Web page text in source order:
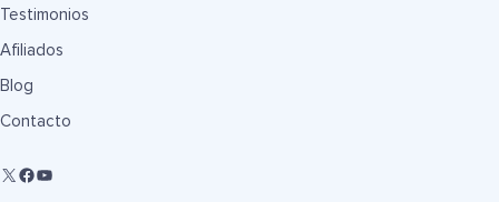
Testimonios
Afiliados
Blog
Contacto